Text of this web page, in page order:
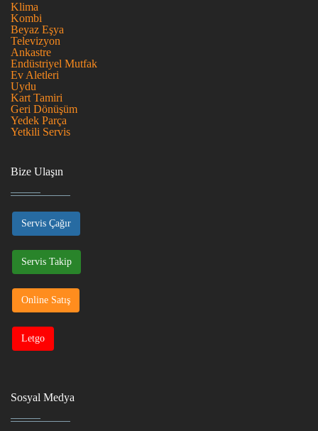
Klima
Kombi
Beyaz Eşya
Televizyon
Ankastre
Endüstriyel Mutfak
Ev Aletleri
Uydu
Kart Tamiri
Geri Dönüşüm
Yedek Parça
Yetkili Servis
Bize Ulaşın
Servis Çağır
Servis Takip
Online Satış
Letgo
Sosyal Medya